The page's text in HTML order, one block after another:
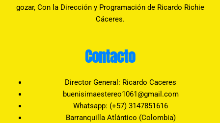
gozar, Con la Dirección y Programación de Ricardo Richie
Cáceres.
Contacto
Director General: Ricardo Caceres
buenisimaestereo1061@gmail.com
Whatsapp: (+57) 3147851616
Barranquilla Atlántico (Colombia)